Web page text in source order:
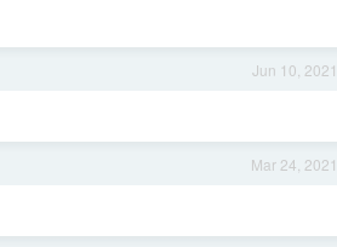
Jun 10, 2021
Mar 24, 2021